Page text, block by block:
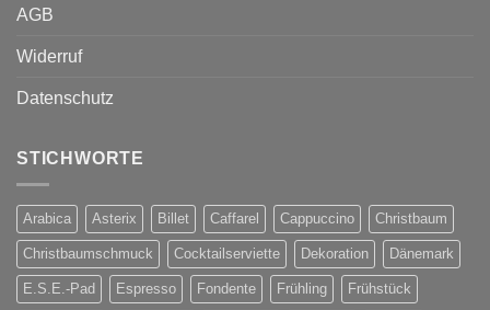
AGB
Widerruf
Datenschutz
STICHWORTE
Arabica Asterix Billet Caffarel Cappuccino Christbaum
Christbaumschmuck Cocktailserviette Dekoration Dänemark
E.S.E.-Pad Espresso Fondente Frühling Frühstück